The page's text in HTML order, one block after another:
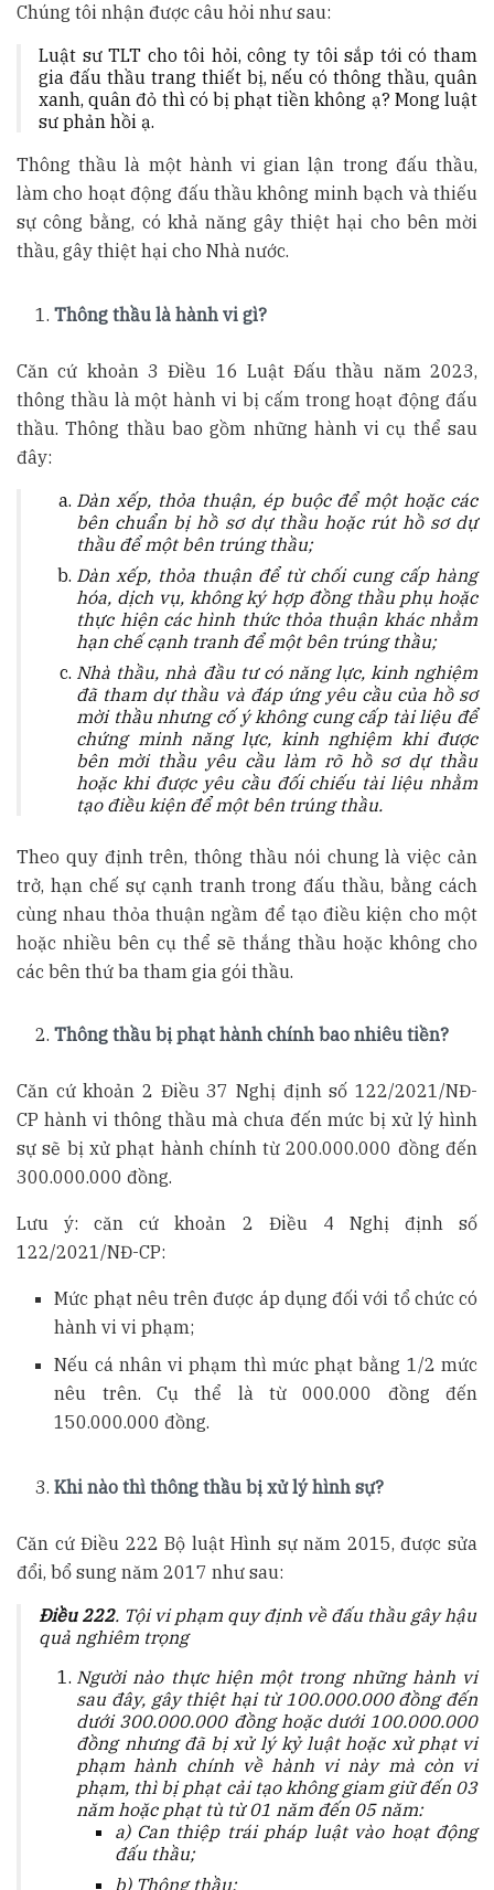
Chúng tôi nhận được câu hỏi như sau:
Luật sư TLT cho tôi hỏi, công ty tôi sắp tới có tham
gia đấu thầu trang thiết bị, nếu có thông thầu, quân
xanh, quân đỏ thì có bị phạt tiền không ạ? Mong luật
sư phản hồi ạ.
Thông thầu là một hành vi gian lận trong đấu thầu,
làm cho hoạt động đấu thầu không minh bạch và thiếu
sự công bằng, có khả năng gây thiệt hại cho bên mời
thầu, gây thiệt hại cho Nhà nước.
Thông thầu là hành vi gì?
Căn cứ khoản 3 Điều 16 Luật Đấu thầu năm 2023,
thông thầu là một hành vi bị cấm trong hoạt động đấu
thầu. Thông thầu bao gồm những hành vi cụ thể sau
đây:
Dàn xếp, thỏa thuận, ép buộc để một hoặc các
bên chuẩn bị hồ sơ dự thầu hoặc rút hồ sơ dự
thầu để một bên trúng thầu;
Dàn xếp, thỏa thuận để từ chối cung cấp hàng
hóa, dịch vụ, không ký hợp đồng thầu phụ hoặc
thực hiện các hình thức thỏa thuận khác nhằm
hạn chế cạnh tranh để một bên trúng thầu;
Nhà thầu, nhà đầu tư có năng lực, kinh nghiệm
đã tham dự thầu và đáp ứng yêu cầu của hồ sơ
mời thầu nhưng cố ý không cung cấp tài liệu để
chứng minh năng lực, kinh nghiệm khi được
bên mời thầu yêu cầu làm rõ hồ sơ dự thầu
hoặc khi được yêu cầu đối chiếu tài liệu nhằm
tạo điều kiện để một bên trúng thầu.
Theo quy định trên, thông thầu nói chung là việc cản
trở, hạn chế sự cạnh tranh trong đấu thầu, bằng cách
cùng nhau thỏa thuận ngầm để tạo điều kiện cho một
hoặc nhiều bên cụ thể sẽ thắng thầu hoặc không cho
các bên thứ ba tham gia gói thầu.
Thông thầu bị phạt hành chính bao nhiêu tiền?
Căn cứ khoản 2 Điều 37 Nghị định số 122/2021/NĐ-
CP hành vi thông thầu mà chưa đến mức bị xử lý hình
sự sẽ bị xử phạt hành chính từ 200.000.000 đồng đến
300.000.000 đồng.
Lưu ý: căn cứ khoản 2 Điều 4 Nghị định số
122/2021/NĐ-CP:
Mức phạt nêu trên được áp dụng đối với tổ chức có
hành vi vi phạm;
Nếu cá nhân vi phạm thì mức phạt bằng 1/2 mức
nêu trên. Cụ thể là từ 000.000 đồng đến
150.000.000 đồng.
Khi nào thì thông thầu bị xử lý hình sự?
Căn cứ Điều 222 Bộ luật Hình sự năm 2015, được sửa
đổi, bổ sung năm 2017 như sau:
Điều 222. Tội vi phạm quy định về đấu thầu gây hậu
quả nghiêm trọng
Người nào thực hiện một trong những hành vi
sau đây, gây thiệt hại từ 100.000.000 đồng đến
dưới 300.000.000 đồng hoặc dưới 100.000.000
đồng nhưng đã bị xử lý kỷ luật hoặc xử phạt vi
phạm hành chính về hành vi này mà còn vi
phạm, thì bị phạt cải tạo không giam giữ đến 03
năm hoặc phạt tù từ 01 năm đến 05 năm:
a) Can thiệp trái pháp luật vào hoạt động
đấu thầu;
b) Thông thầu;